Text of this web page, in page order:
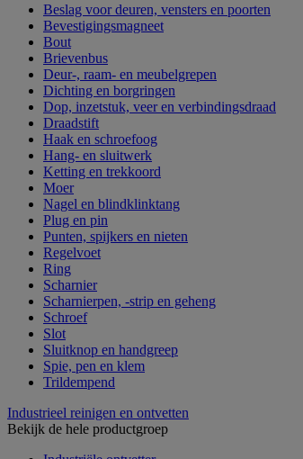
Beslag voor deuren, vensters en poorten
Bevestigingsmagneet
Bout
Brievenbus
Deur-, raam- en meubelgrepen
Dichting en borgringen
Dop, inzetstuk, veer en verbindingsdraad
Draadstift
Haak en schroefoog
Hang- en sluitwerk
Ketting en trekkoord
Moer
Nagel en blindklinktang
Plug en pin
Punten, spijkers en nieten
Regelvoet
Ring
Scharnier
Scharnierpen, -strip en geheng
Schroef
Slot
Sluitknop en handgreep
Spie, pen en klem
Trildempend
Industrieel reinigen en ontvetten
Bekijk de hele productgroep